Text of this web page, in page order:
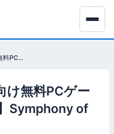
Amazonプライム会員向け無料PCゲームまとめ【2026年7月】Symphony of Warなど12本配布
け無料PCゲー
Symphony of